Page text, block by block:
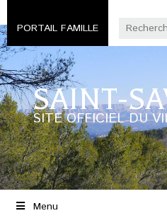
PORTAIL FAMILLE
SAINT-
SITE OFFICIEL DU
Menu